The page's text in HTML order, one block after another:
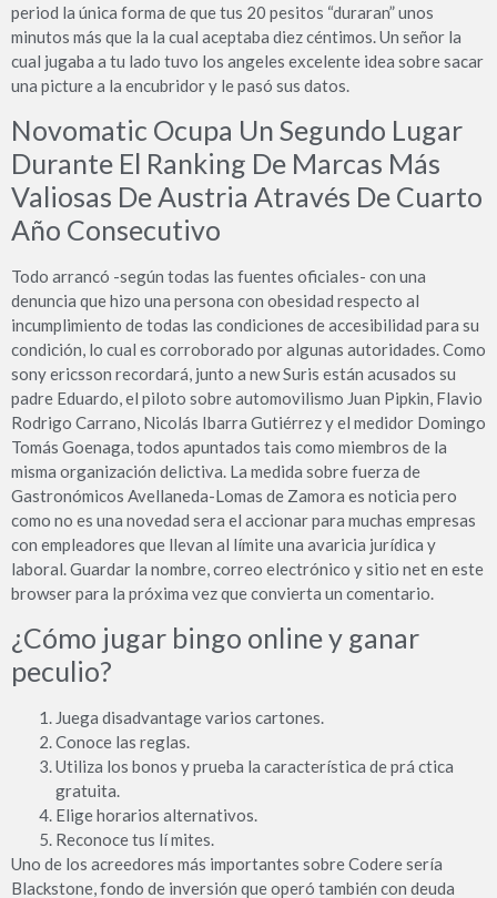
period la única forma de que tus 20 pesitos “duraran” unos
minutos más que la la cual aceptaba diez céntimos. Un señor la
cual jugaba a tu lado tuvo los angeles excelente idea sobre sacar
una picture a la encubridor y le pasó sus datos.
Novomatic Ocupa Un Segundo Lugar
Durante El Ranking De Marcas Más
Valiosas De Austria Através De Cuarto
Año Consecutivo
Todo arrancó -según todas las fuentes oficiales- con una
denuncia que hizo una persona con obesidad respecto al
incumplimiento de todas las condiciones de accesibilidad para su
condición, lo cual es corroborado por algunas autoridades. Como
sony ericsson recordará, junto a new Suris están acusados su
padre Eduardo, el piloto sobre automovilismo Juan Pipkin, Flavio
Rodrigo Carrano, Nicolás Ibarra Gutiérrez y el medidor Domingo
Tomás Goenaga, todos apuntados tais como miembros de la
misma organización delictiva. La medida sobre fuerza de
Gastronómicos Avellaneda-Lomas de Zamora es noticia pero
como no es una novedad sera el accionar para muchas empresas
con empleadores que llevan al límite una avaricia jurídica y
laboral. Guardar la nombre, correo electrónico y sitio net en este
browser para la próxima vez que convierta un comentario.
¿Cómo jugar bingo online y ganar
peculio?
Juega disadvantage varios cartones.
Conoce las reglas.
Utiliza los bonos y prueba la característica de prá ctica
gratuita.
Elige horarios alternativos.
Reconoce tus lí mites.
Uno de los acreedores más importantes sobre Codere sería
Blackstone, fondo de inversión que operó también con deuda